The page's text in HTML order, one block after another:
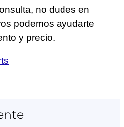
no dudes en
podemos ayudarte
y precio.